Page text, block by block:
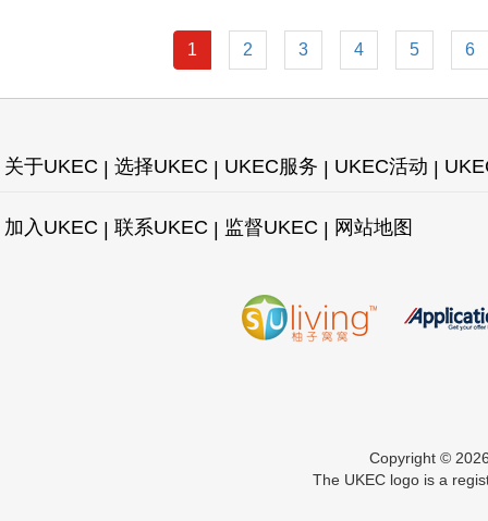
1 2 3 4 5 6
关于UKEC 选择UKEC UKEC服务 UKEC活动
加入UKEC 联系UKEC 监督UKEC 网站地图
Copyright ©
The UKEC logo is a